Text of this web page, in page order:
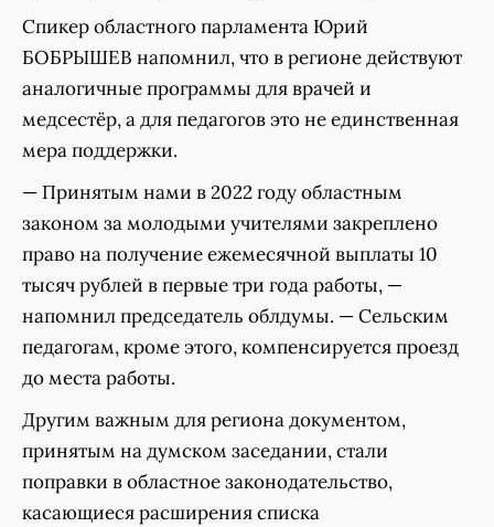
Спикер областного парламента Юрий
БОБРЫШЕВ напомнил, что в регионе действуют
аналогичные программы для врачей и
медсестёр, а для педагогов это не единственная
мера поддержки.
— Принятым нами в 2022 году областным
законом за молодыми учителями закреплено
право на получение ежемесячной выплаты 10
тысяч рублей в первые три года работы, —
напомнил председатель облдумы. — Сельским
педагогам, кроме этого, компенсируется проезд
до места работы.
Другим важным для региона документом,
принятым на думском заседании, стали
поправки в областное законодательство,
касающиеся расширения списка